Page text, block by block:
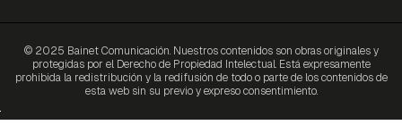
© 2025 Bainet Comunicación. Nuestros contenidos son obras originales y
protegidas por el Derecho de Propiedad Intelectual. Está expresamente
prohibida la redistribución y la redifusión de todo o parte de los contenidos de
esta web sin su previo y expreso consentimiento.